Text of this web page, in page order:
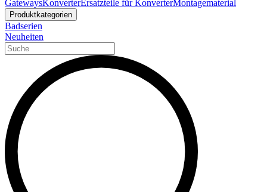
GatewaysKonverterErsatzteile für KonverterMontagematerial
Produktkategorien
Badserien
Neuheiten